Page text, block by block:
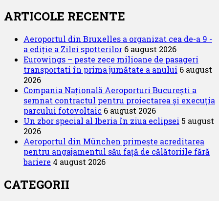
pe
aeroportul
Zurich
primește
15
puncte
ARTICOLE RECENTE
Aeroportul din Bruxelles a organizat cea de-a 9 -
a ediție a Zilei spotterilor 6 august 2026
Eurowings – peste zece milioane de pasageri
transportati în prima jumătate a anului 6 august
2026
Compania Națională Aeroporturi București a
semnat contractul pentru proiectarea și execuția
parcului fotovoltaic 6 august 2026
Un zbor special al Iberia în ziua eclipsei 5 august
2026
Aeroportul din München primește acreditarea
pentru angajamentul său față de călătoriile fără
bariere 4 august 2026
CATEGORII